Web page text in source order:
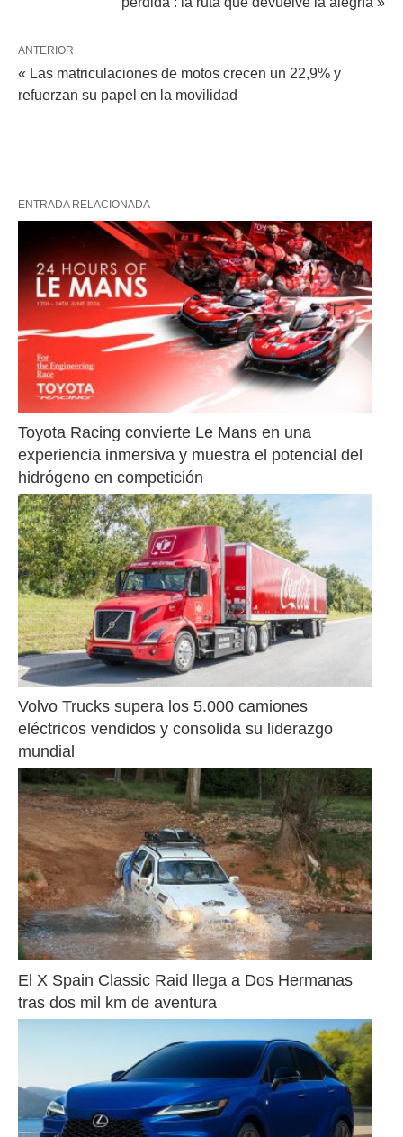
ANTERIOR
« Las matriculaciones de motos crecen un 22,9% y
refuerzan su papel en la movilidad
ENTRADA RELACIONADA
Toyota Racing convierte Le Mans en una
experiencia inmersiva y muestra el potencial del
hidrógeno en competición
Volvo Trucks supera los 5.000 camiones
eléctricos vendidos y consolida su liderazgo
mundial
El X Spain Classic Raid llega a Dos Hermanas
tras dos mil km de aventura